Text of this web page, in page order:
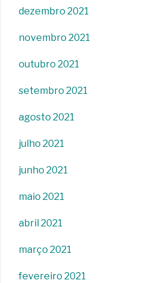
dezembro 2021
novembro 2021
outubro 2021
setembro 2021
agosto 2021
julho 2021
junho 2021
maio 2021
abril 2021
março 2021
fevereiro 2021